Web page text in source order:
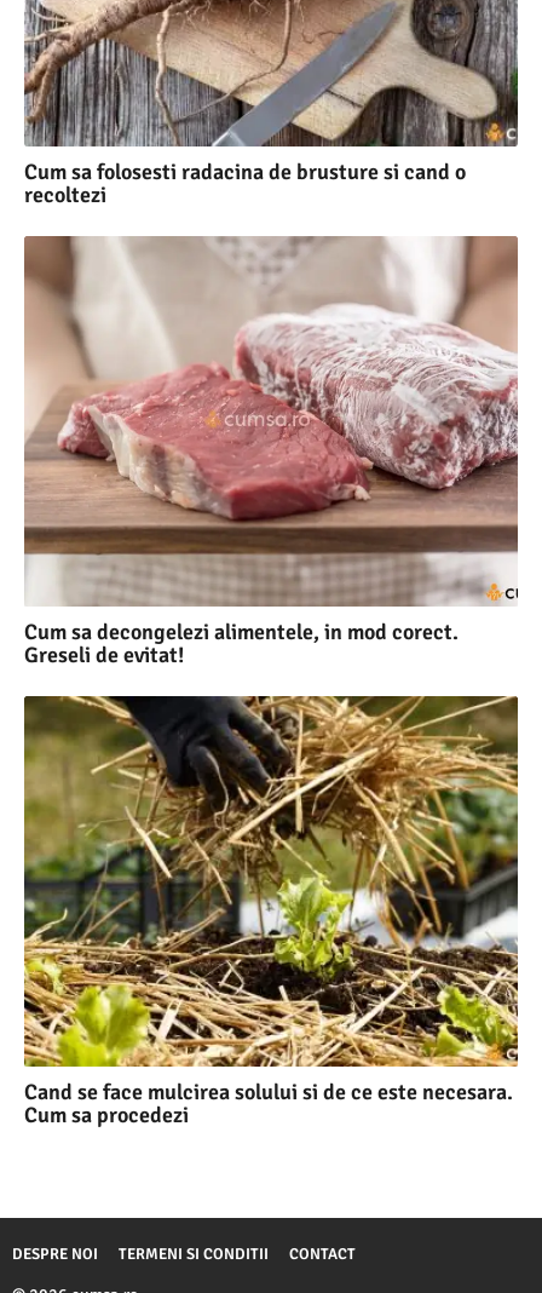
Cum sa folosesti radacina de brusture si cand o
recoltezi
Cum sa decongelezi alimentele, in mod corect.
Greseli de evitat!
Cand se face mulcirea solului si de ce este necesara.
Cum sa procedezi
DESPRE NOI TERMENI SI CONDITII CONTACT